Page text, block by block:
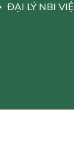
ĐẠI LÝ NBI